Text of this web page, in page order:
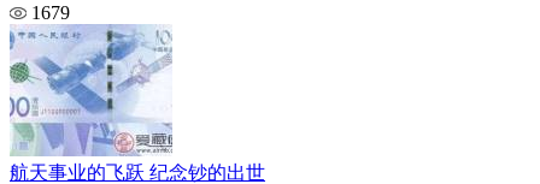
1679
航天事业的飞跃 纪念钞的出世